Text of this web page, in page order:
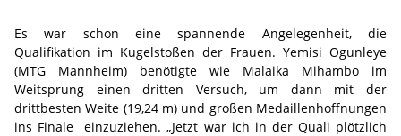
Es war schon eine spannende Angelegenheit, die
Qualifikation im Kugelstoßen der Frauen. Yemisi Ogunleye
(MTG Mannheim) benötigte wie Malaika Mihambo im
Weitsprung einen dritten Versuch, um dann mit der
drittbesten Weite (19,24 m) und großen Medaillenhoffnungen
ins Finale einzuziehen. „Jetzt war ich in der Quali plötzlich